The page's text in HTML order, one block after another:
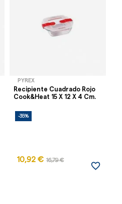
PYREX
Recipiente Cuadrado Rojo
Cook&Heat 15 X 12 X 4 Cm.
-35%
10,92 € 16,79 €
favorite_border